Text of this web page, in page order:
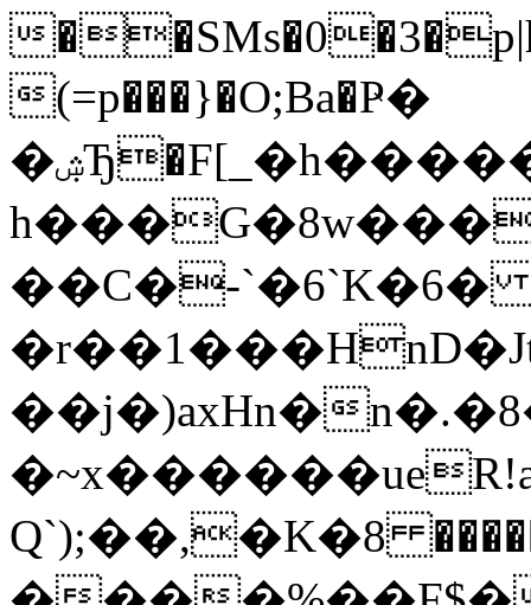
(=p���}�O;Ba�Ҏ�
�ۺЂ�F[_�h����� h��h�V�qP|a]����3���K�������[Һ���.���ݩ��J4�A���JuE$Np��Z� P��.
��C�-
��j�)axHn�
Q`);��,�K�ۅ�8�{1#����� 8�Ю